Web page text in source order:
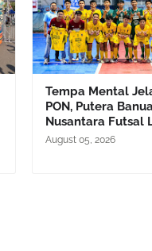
Tempa Mental
PON, Putera
Nusantara Futsal
August 05, 2026